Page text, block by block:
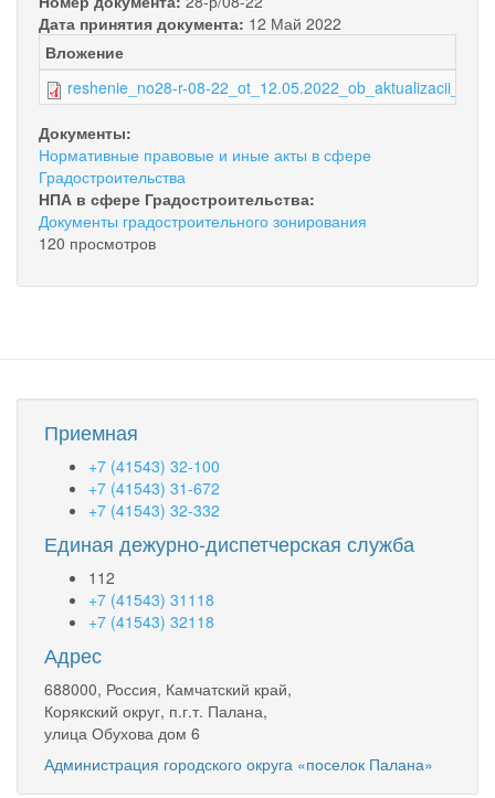
Дата принятия документа: 12 Май 2022
Вложение
reshenie_no28-r-08-
Документы:
Нормативные правовые и иные акты в сфере
Градостроительства
НПА в сфере Градостроительства:
Документы градостроительного зонирования
120 просмотров
Приемная
+7 (41543) 32-100
+7 (41543) 31-672
+7 (41543) 32-332
Единая дежурно-диспетчерская служба
112
+7 (41543) 31118
+7 (41543) 32118
Адрес
688000, Россия, Камчатский край,
Корякский округ, п.г.т. Палана,
улица Обухова дом 6
Администрация городского округа «поселок Палана»